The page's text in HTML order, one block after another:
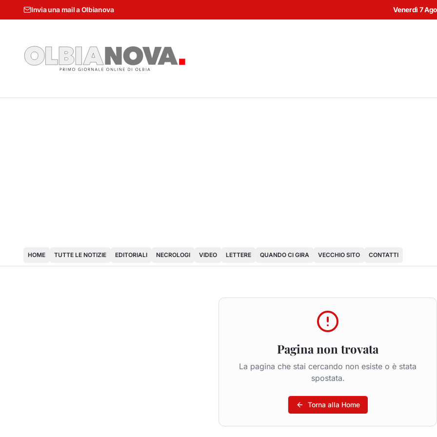
Invia una mail a Olbianova Venerdì 7
HOME TUTTE LE NOTIZIE EDITORIALI NECROLOGI VIDEO LETTERE QUANDO CI GIRA VECCHIO SITO CONTATTI
Pagina non trovata
La pagina che stai cercando non esiste o è stata
spostata.
Torna alla Home